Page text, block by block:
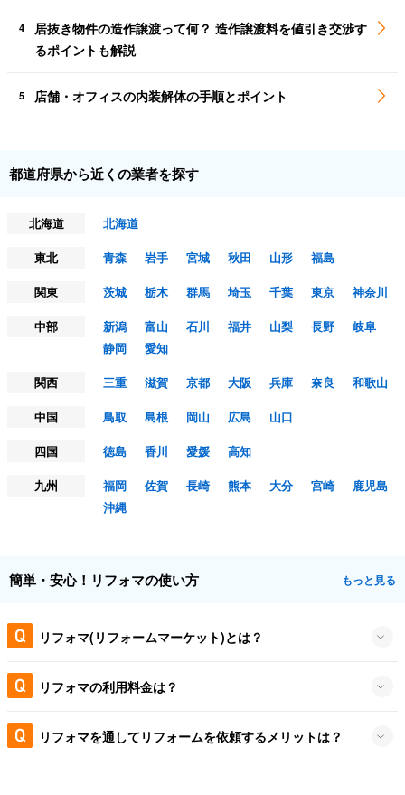
4
居抜き物件の造作譲渡って何？ 造作譲渡料を値引き交渉す
るポイントも解説
5 店舗・オフィスの内装解体の手順とポイント
都道府県から近くの業者を探す
北海道
北海道
東北
青森 岩手 宮城 秋田 山形
福島
関東
茨城 栃木 群馬 埼玉 千葉 東京
神奈川
中部
新潟 富山 石川 福井 山梨 長野
岐阜
静岡
愛知
関西
三重 滋賀 京都 大阪 兵庫 奈良
和歌山
中国
鳥取 島根 岡山 広島
山口
四国
徳島 香川 愛媛
高知
九州
福岡 佐賀 長崎 熊本 大分 宮崎
鹿児島
沖縄
簡単・安心！リフォマの使い方 もっと見る
リフォマ(リフォームマーケット)とは？
リフォマの利用料金は？
リフォマを通してリフォームを依頼するメリットは？